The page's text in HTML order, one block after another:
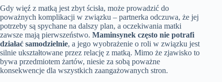
Gdy więź z matką jest zbyt ścisła, może prowadzić do
poważnych komplikacji w związku – partnerka odczuwa, że jej
potrzeby są spychane na dalszy plan, a oczekiwania matki
zawsze mają pierwszeństwo. Maminsynek często nie potrafi
działać samodzielnie, a jego wyobrażenie o roli w związku jest
silnie ukształtowane przez relację z matką. Mimo że zjawisko to
bywa przedmiotem żartów, niesie za sobą poważne
konsekwencje dla wszystkich zaangażowanych stron.